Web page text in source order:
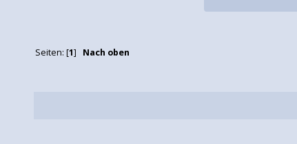
Seiten: [1] Nach oben